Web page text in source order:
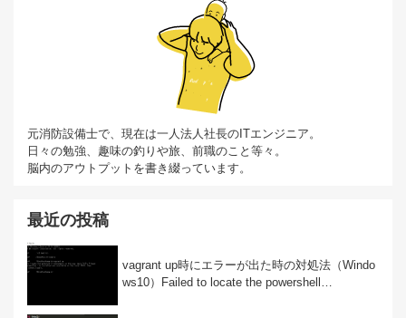
元消防設備士で、現在は一人法人社長のITエンジニア。
日々の勉強、趣味の釣りや旅、前職のこと等々。
脳内のアウトプットを書き綴っています。
最近の投稿
vagrant up時にエラーが出た時の対処法（Windo
ws10）Failed to locate the powershell…